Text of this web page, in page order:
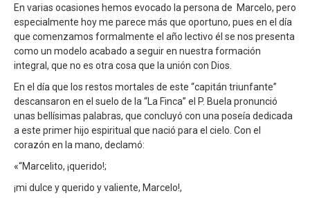
En varias ocasiones hemos evocado la persona de Marcelo, pero
especialmente hoy me parece más que oportuno, pues en el día
que comenzamos formalmente el año lectivo él se nos presenta
como un modelo acabado a seguir en nuestra formación
integral, que no es otra cosa que la unión con Dios.
En el día que los restos mortales de este “capitán triunfante”
descansaron en el suelo de la “La Finca” el P. Buela pronunció
unas bellísimas palabras, que concluyó con una poseía dedicada
a este primer hijo espiritual que nació para el cielo. Con el
corazón en la mano, declamó:
«“Marcelito, ¡querido!;
¡mi dulce y querido y valiente, Marcelo!,